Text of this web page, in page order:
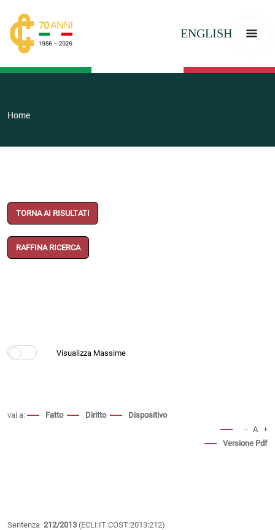
ENGLISH
Home
TORNA AI RISULTATI
RAFFINA RICERCA
vai a: Fatto Diritto
Dispositivo
− A +
Versione Pdf
Sentenza 212/2013 (ECLI:IT:COST:2013:212)